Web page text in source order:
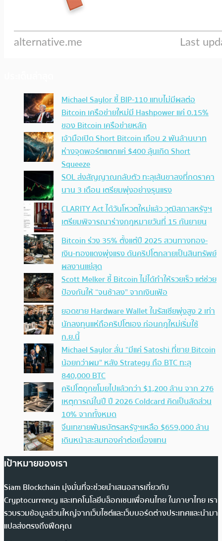
Michael Saylor ชี้ BIP-110 แทบไม่มีผลต่อ
Bitcoin เครือข่ายใหม่มี Hashpower แค่ 0.15%
ของ Bitcoin เครือข่ายหลัก
เจ้ามือเปิด Short Bitcoin เกือบ 2 พันล้านบาท
ห่างจุดพอร์ตแตกแค่ $400 ลุ้นเกิด Short
Squeeze
SOL ส่งสัญญาณกลับตัว ทะลุเส้นขาลงที่กดราคา
นาน 3 เดือน เตรียมพุ่งอย่างรุนแรง
CLARITY Act ได้วันโหวตใหม่แล้ว วุฒิสภาสหรัฐฯ
เตรียมพิจารณาร่างกฎหมายวันที่ 15 กันยายน
Bitcoin ร่วง 35% ตั้งแต่ปี 2025 สวนทางทอง-
เงิน-ทองแดงพุ่งแรง ดันคริปโตกลายเป็นสินทรัพย์
ผลงานแย่สุด
Scott Melker ชี้ Bitcoin ไม่ได้ทำให้รวยเร็ว แต่ช่วย
ป้องกันให้ “จนช้าลง” จากเงินเฟ้อ
ยอดขาย Hardware Wallet ในรัสเซียพุ่งสูง 2 เท่า
นักลงทุนแห่ถือคริปโตเอง ก่อนกฎใหม่เริ่มใช้
ก.ย.นี้
Michael Saylor ลั่น “มีแค่ Satoshi ที่ขาย Bitcoin
น้อยกว่าผม” หลัง Strategy ถือ BTC ทะลุ
840,000 BTC
คริปโตถูกขโมยไปแล้วกว่า $1,200 ล้าน จาก 276
เหตุการณ์ในปี ปี 2026 Coldcard คิดเป็นสัดส่วน
10% จากทั้งหมด
จีนเทขายพันธบัตรสหรัฐฯเหลือ $659,000 ล้าน
เดินหน้าสะสมทองคำต่อเนื่องแทน
เป้าหมายของเรา
Siam Blockchain มุ่งมั่นที่จะช่วยนำเสนอสารเกี่ยวกับ
Cryptocurrency และเทคโนโลยีบล็อกเชนเพื่อคนไทย ในภาษาไทย เรา
รวบรวมข้อมูลส่วนใหญ่จากเว็บไซต์และเว็บบอร์ดต่างประเทศและนำมา
แปลส่งตรงถึงฟีดคุณ